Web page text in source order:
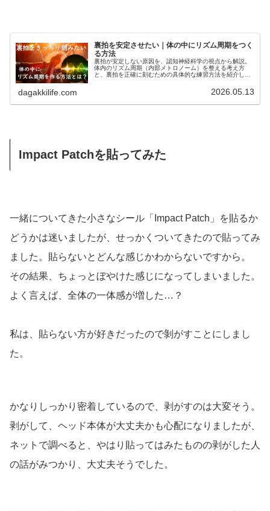
裏拍を安定させたい｜体の中にリズム周期をつく
る方法
裏拍が安定しない原因を、認知神経科学の視点から解説。
体内のリズム周期（内部メトロノーム）を整える考え方
と、裏拍を正確に刻むための具体的な練習方法を紹介しま
dagakkilife.com 2026.05.13
Impact Patchを貼ってみた
一緒についてきた小さなシール「Impact Patch」を貼るか
どうかは迷いましたが、せっかくついてきたので貼ってみ
ました。貼らないとどんな感じかわからないですから。
その結果、ちょっとぼやけた感じになってしまいました。
よく言えば、全体の一体感が増した…？
私は、貼らない方が好きだったので剝がすことにしまし
た。
かなりしっかり密着しているので、剥がすのは大変そう。
剥がして、ヘッド本体が大丈夫かも心配になりましたが、
ネットで調べると、やはり貼ってはみたものの剥がした人
の話がみつかり、大丈夫そうでした。